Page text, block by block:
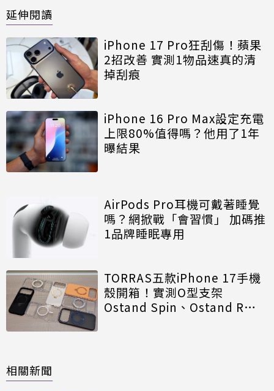
延伸閱讀
iPhone 17 Pro狂刮傷！蘋果
2招改善 實測1物品速真的清
掉刮痕
iPhone 16 Pro Max設定充電
上限80%值得嗎？他用了1年
曝結果
AirPods Pro耳機可戴著睡覺
嗎？網掀戰「會習慣」 加碼推
1品牌睡眠專用
TORRAS五款iPhone 17手機
殼開箱！實測O型支架
Ostand Spin、Ostand R值
相關新聞